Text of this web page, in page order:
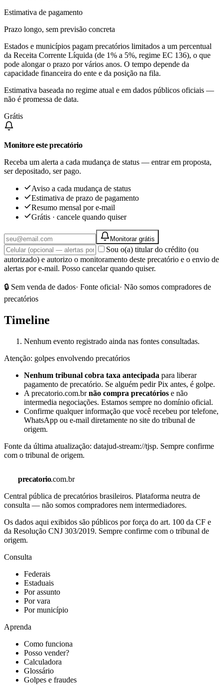
Estimativa de pagamento
Prazo longo, sem previsão concreta
Estados e municípios pagam precatórios limitados a um percentual
da Receita Corrente Líquida (de 1% a 5%, regime EC 136), o que
pode alongar o prazo por vários anos. O tempo depende da
capacidade financeira do ente e da posição na fila.
Estimativa baseada no regime atual e em dados públicos oficiais —
não é promessa de data.
Grátis
Monitore este precatório
Receba um alerta a cada mudança de status — entrar em proposta,
ser depositado, ser pago.
Aviso a cada mudança de status
Estimativa de prazo de pagamento
Resumo mensal por e-mail
Grátis · cancele quando quiser
Monitorar grátis
Sou o(a) titular do crédito (ou
autorizado) e autorizo o monitoramento deste precatório e o envio de
alertas por e-mail. Posso cancelar quando quiser.
🔒 Sem venda de dados· Fonte oficial· Não somos compradores de
precatórios
Timeline
Nenhum evento registrado ainda nas fontes consultadas.
Atenção: golpes envolvendo precatórios
Nenhum tribunal cobra taxa antecipada para liberar
pagamento de precatório. Se alguém pedir Pix antes, é golpe.
A precatorio.com.brnão compra precatórios e não
intermedia negociações. Estamos sempre no domínio oficial.
Confirme qualquer informação que você recebeu por telefone,
WhatsApp ou e-mail diretamente no site do tribunal de
origem.
Fonte da última atualização: datajud-stream://tjsp. Sempre confirme
com o tribunal de origem.
precatorio.com.br
Central pública de precatórios brasileiros. Plataforma neutra de
consulta — não somos compradores nem intermediadores.
Os dados aqui exibidos são públicos por força do art. 100 da CF e
da Resolução CNJ 303/2019. Sempre confirme com o tribunal de
origem.
Consulta
Federais
Estaduais
Por assunto
Por vara
Por município
Aprenda
Como funciona
Posso vender?
Calculadora
Glossário
Golpes e fraudes